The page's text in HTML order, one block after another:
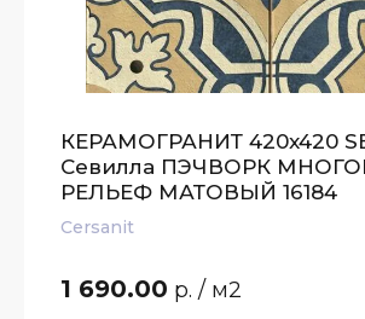
КЕРАМОГРАНИТ 420x420
Севилла ПЭЧВОРК
РЕЛЬЕФ МАТОВЫЙ 16184
Cersanit
1 690.00 р. / м2